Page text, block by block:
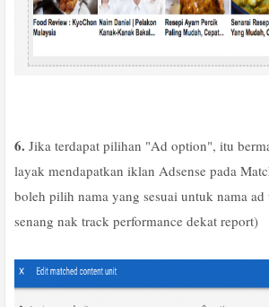
6. Jika terdapat pilihan "Ad option", itu
layak mendapatkan iklan Adsense pada
boleh pilih nama yang sesuai untuk nama
senang nak track performance dekat report)